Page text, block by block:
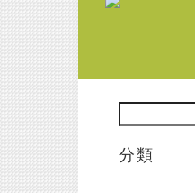
分類